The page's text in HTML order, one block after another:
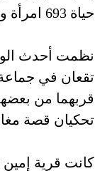
حياة 693 امرأة و 454 طفلا.
نظمت أحدث
تقعان في
قربهما من
تحكيان قصة